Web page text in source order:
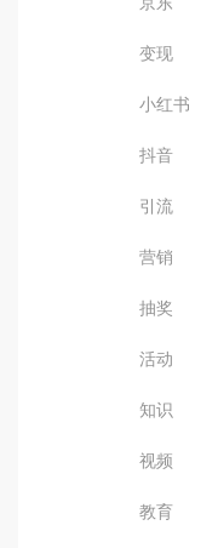
变现
小红书
抖音
引流
营销
抽奖
活动
知识
视频
教育